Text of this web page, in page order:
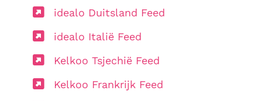
idealo Duitsland Feed
idealo Italië Feed
Kelkoo Tsjechië Feed
Kelkoo Frankrijk Feed